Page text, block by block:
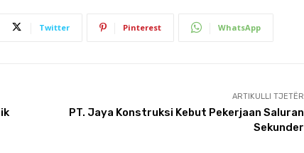
Twitter Pinterest WhatsApp
ARTIKULLI TJETËR
PT. Jaya Konstruksi Kebut Pekerjaan Saluran
Sekunder